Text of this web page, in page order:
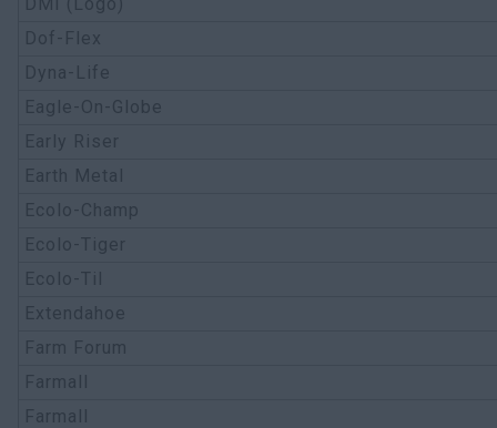
Dof-Flex
Dyna-Life
Eagle-On-Globe
Early Riser
Earth Metal
Ecolo-Champ
Ecolo-Tiger
Ecolo-Til
Extendahoe
Farm Forum
Farmall
Farmall